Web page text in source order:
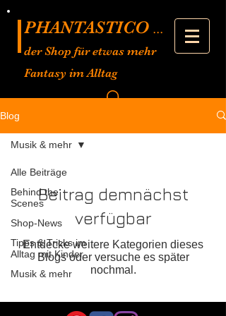
PHANTASTICO ...
der Shop für etwas mehr
Fantasy im Alltag
Blog
Alle Beiträge
Behind the
Scenes
Shop-News
Tipps & Tricks im
Alltag mit Kinder
Musik & mehr
Musik & mehr
Beitrag demnächst
verfügbar
Entdecke weitere Kategorien dieses
Blogs oder versuche es später
nochmal.